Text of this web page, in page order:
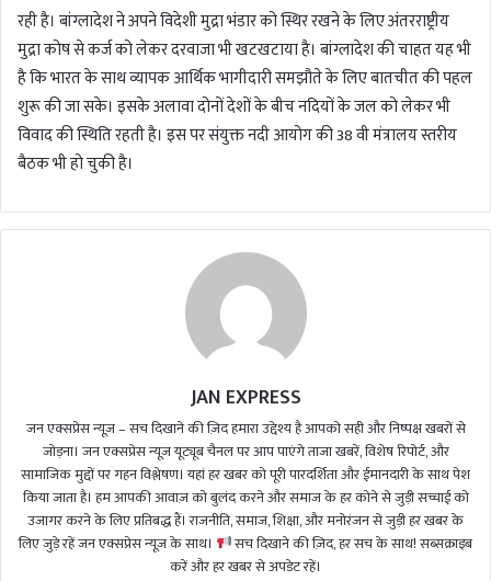
रही है। बांग्लादेश ने अपने विदेशी मुद्रा भंडार को स्थिर रखने के लिए अंतरराष्ट्रीय
मुद्रा कोष से कर्ज को लेकर दरवाजा भी खटखटाया है। बांग्लादेश की चाहत यह भी
है कि भारत के साथ व्यापक आर्थिक भागीदारी समझौते के लिए बातचीत की पहल
शुरू की जा सके। इसके अलावा दोनों देशों के बीच नदियों के जल को लेकर भी
विवाद की स्थिति रहती है। इस पर संयुक्त नदी आयोग की 38 वी मंत्रालय स्तरीय
बैठक भी हो चुकी है।
JAN EXPRESS
जन एक्सप्रेस न्यूज़ – सच दिखाने की ज़िद हमारा उद्देश्य है आपको सही और निष्पक्ष खबरों से
जोड़ना। जन एक्सप्रेस न्यूज़ यूट्यूब चैनल पर आप पाएंगे ताजा खबरें, विशेष रिपोर्ट, और
सामाजिक मुद्दों पर गहन विश्लेषण। यहां हर खबर को पूरी पारदर्शिता और ईमानदारी के साथ पेश
किया जाता है। हम आपकी आवाज़ को बुलंद करने और समाज के हर कोने से जुड़ी सच्चाई को
उजागर करने के लिए प्रतिबद्ध हैं। राजनीति, समाज, शिक्षा, और मनोरंजन से जुड़ी हर खबर के
लिए जुड़े रहें जन एक्सप्रेस न्यूज़ के साथ।
सच दिखाने की ज़िद, हर सच के साथ! सब्सक्राइब
करें और हर खबर से अपडेट रहें।